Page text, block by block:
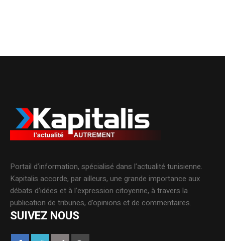
Portail d’information, spécialisé dans l’actualité tunisienne.
Kapitalis accorde, par ailleurs, une grande importance aux
débats d’idées et à l’expression citoyenne, à travers la
publication de tribunes, d’opinions et de commentaires.
SUIVEZ NOUS